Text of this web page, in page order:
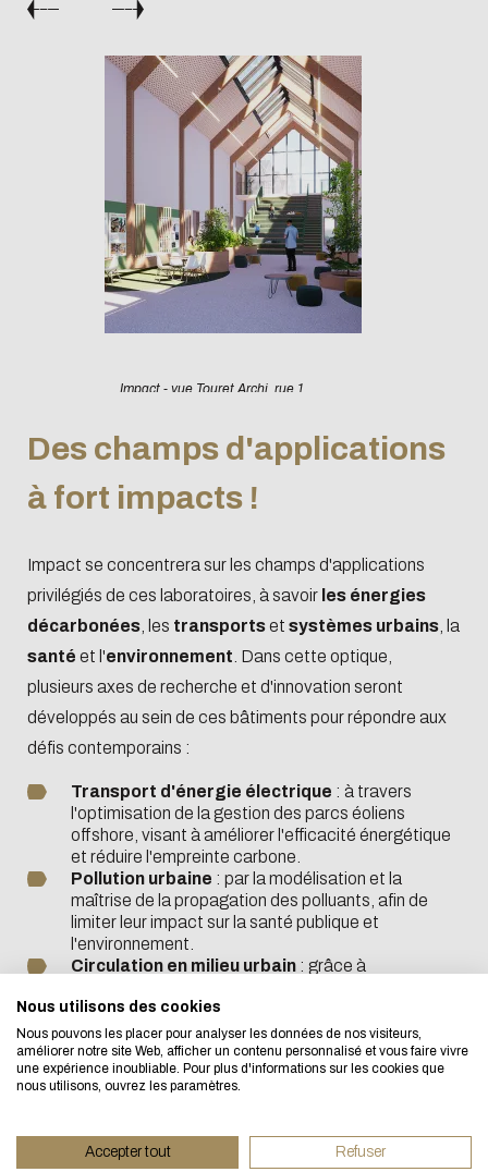
L'écoconception, ça vous concerne aussi !
Nous avons développé ce site Internet dans le cadre
d'une démarche forte d'écoconception.
Si vous aussi vous souhaitez diminuer drastiquement
besoins énergétiques nécessaires à votre navigation,
sollicitera très peu nos serveurs et vous deviendrez
Impact - vue Touret Archi, rue 1
Des champs d'applications
à fort impacts !
Impact se concentrera sur les champs d'applications
privilégiés de ces laboratoires, à savoir les énergies
décarbonées , les transportset systèmes urbains , la
santé et l'environnement . Dans cette optique,
plusieurs axes de recherche et d'innovation seront
développés au sein de ces bâtiments pour répondre aux
défis contemporains :
Transport d'énergie électrique : à travers
l'optimisation de la gestion des parcs éoliens
offshore, visant à améliorer l'efficacité énergétique
et réduire l'empreinte carbone.
Pollution urbaine : par la modélisation et la
maîtrise de la propagation des polluants, afin de
limiter leur impact sur la santé publique et
l'environnement.
Circulation en milieu urbain : grâce à
en intégrant des capteurs intelligents pour réduire la
congestion routière et favoriser une mobilité
durable.
Dépollution des eaux et remédiation des sols
en ciblant les polluants récalcitrants et en
les ressources en eau et la qualité des sols.
Empreinte carbone du trafic aérien: en
Nous utilisons des cookies
Nous pouvons les placer pour analyser les données de nos visiteurs,
améliorer notre site Web, afficher un contenu personnalisé et vous faire vivre
une expérience inoubliable. Pour plus d'informations sur les cookies que
nous utilisons, ouvrez les paramètres.
Accepter tout Refuser